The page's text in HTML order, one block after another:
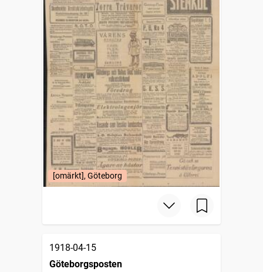
[omärkt], Göteborg
1918-04-15
Göteborgsposten